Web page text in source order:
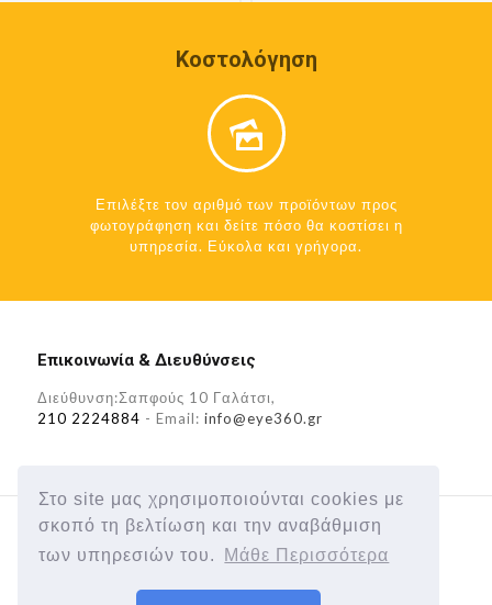
Στο site μας χρησιμοποιούνται cookies με
σκοπό τη βελτίωση και την αναβάθμιση
των υπηρεσιών του.
Μάθε Περισσότερα
Κοστολόγηση
Επιλέξτε τον αριθμό των προϊόντων προς
φωτογράφηση και δείτε πόσο θα κοστίσει η
υπηρεσία. Εύκολα και γρήγορα.
Επικοινωνία & Διευθύνσεις
Διεύθυνση:Σαπφούς 10 Γαλάτσι,
210 2224884 - Email: info@eye360.gr